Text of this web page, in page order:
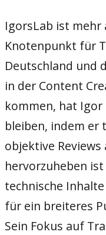
IgorsLab ist mehr
Knotenpunkt für
Deutschland und
in der Content
kommen, hat Igor
bleiben, indem er
objektive
hervorzuheben
technische
für ein breiteres
Sein Fokus auf